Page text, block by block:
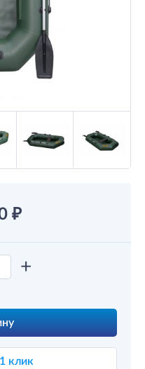
₽
+
клик